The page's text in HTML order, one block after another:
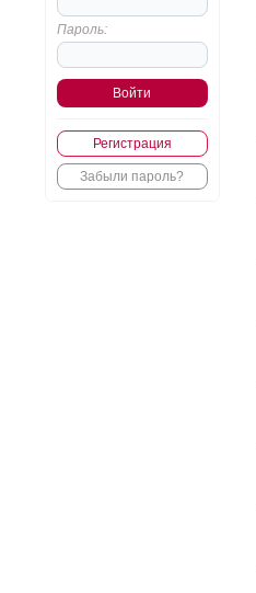
Пароль:
Регистрация
Забыли пароль?